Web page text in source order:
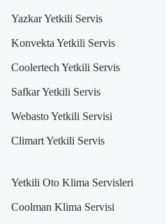
Yazkar Yetkili Servis
Konvekta Yetkili Servis
Coolertech Yetkili Servis
Safkar Yetkili Servis
Webasto Yetkili Servisi
Climart Yetkili Servis
Yetkili Oto Klima Servisleri
Coolman Klima Servisi